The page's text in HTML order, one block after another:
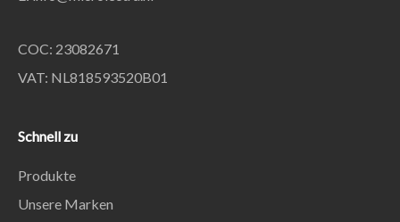
COC: 23082671
VAT: NL818593520B01
Schnell zu
Produkte
Unsere Marken